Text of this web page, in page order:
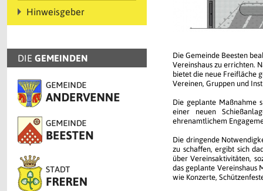
Hinweisgeber
DIE GEMEINDEN
Die Gemeinde Beesten
Vereinshaus zu errichten.
bietet die neue Freifläche
Vereinen, Gruppen und
Die geplante Maßnahme
einer neuen
ehrenamtlichem
Die dringende
zu schaffen, ergibt sich
über Vereinsaktivitäten,
das geplante Vereinshaus
wie Konzerte,